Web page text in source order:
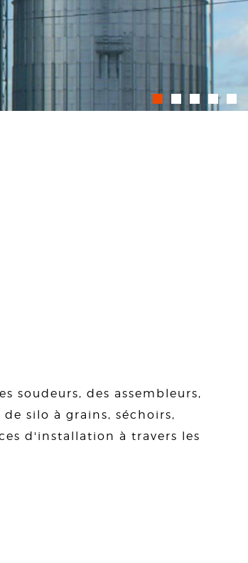
soudeurs, des assembleurs,
silo à grains, séchoirs,
d'installation à travers les